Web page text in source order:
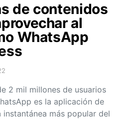
de contenidos
al
WhatsApp
2 mil millones de usuarios
es la aplicación de
instantánea más popular del